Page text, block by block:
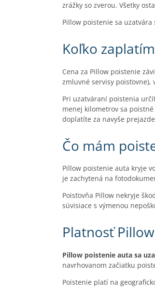
zrážky so zverou. Všetky
Pillow poistenie sa
Koľko
Cena za Pillow poistenie
zmluvné servisy
Pri uzatváraní poistenia
menej kilometrov sa
doplatíte za navyše
Čo mám
Pillow poistenie auta kryje
je zachytená na
Poisťovňa Pillow nekryje
súvisiace s výmenou
Platnosť
Pillow poistenie auta sa
navrhovanom začiatku
Poistenie platí na